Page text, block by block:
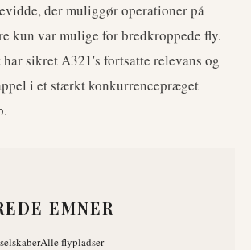
der muliggør operationer på
kun var mulige for bredkroppede fly.
sikret A321's fortsatte relevans og
i et stærkt konkurrencepræget
EMNER
Alle flypladser